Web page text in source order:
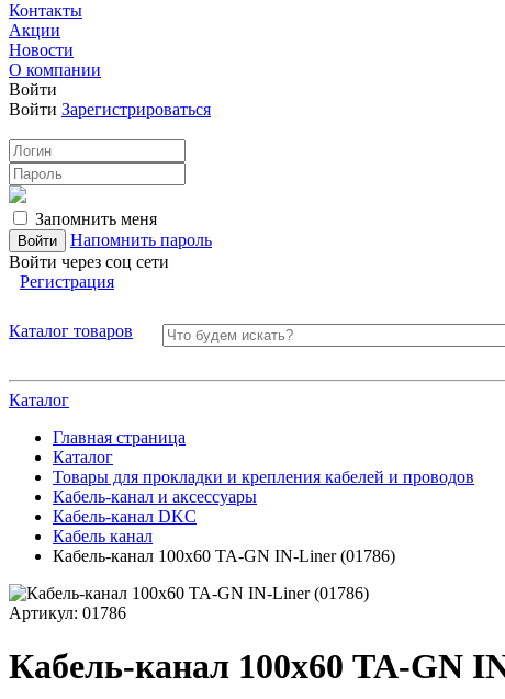
Контакты
Акции
Новости
О компании
Войти
Войти Зарегистрироваться
Запомнить меня
Напомнить пароль
Войти через соц сети
Регистрация
Каталог товаров
Каталог
Главная страница
Каталог
Товары для прокладки и крепления кабелей и проводов
Кабель-канал и аксессуары
Кабель-канал DKC
Кабель канал
Кабель-канал 100х60 TA-GN IN-Liner (01786)
Артикул: 01786
Кабель-канал 100х60 TA-GN